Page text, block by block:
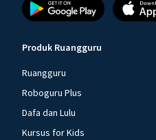
Produk Ruangguru
Ruangguru
Roboguru Plus
Dafa dan Lulu
Kursus for Kids